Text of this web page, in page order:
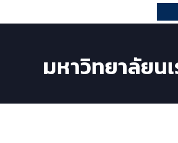
มหาวิทยาลัยน